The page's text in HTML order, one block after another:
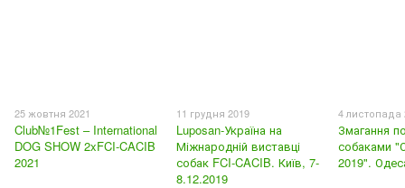
25 жовтня 2021
Club№1Fest – International
DOG SHOW 2xFCI-CACIB
2021
11 грудня 2019
Luposan-Україна на
Міжнародній виставці
собак FCI-CACIB. Київ, 7-
8.12.2019
4 листопада
Змагання
собаками
2019".